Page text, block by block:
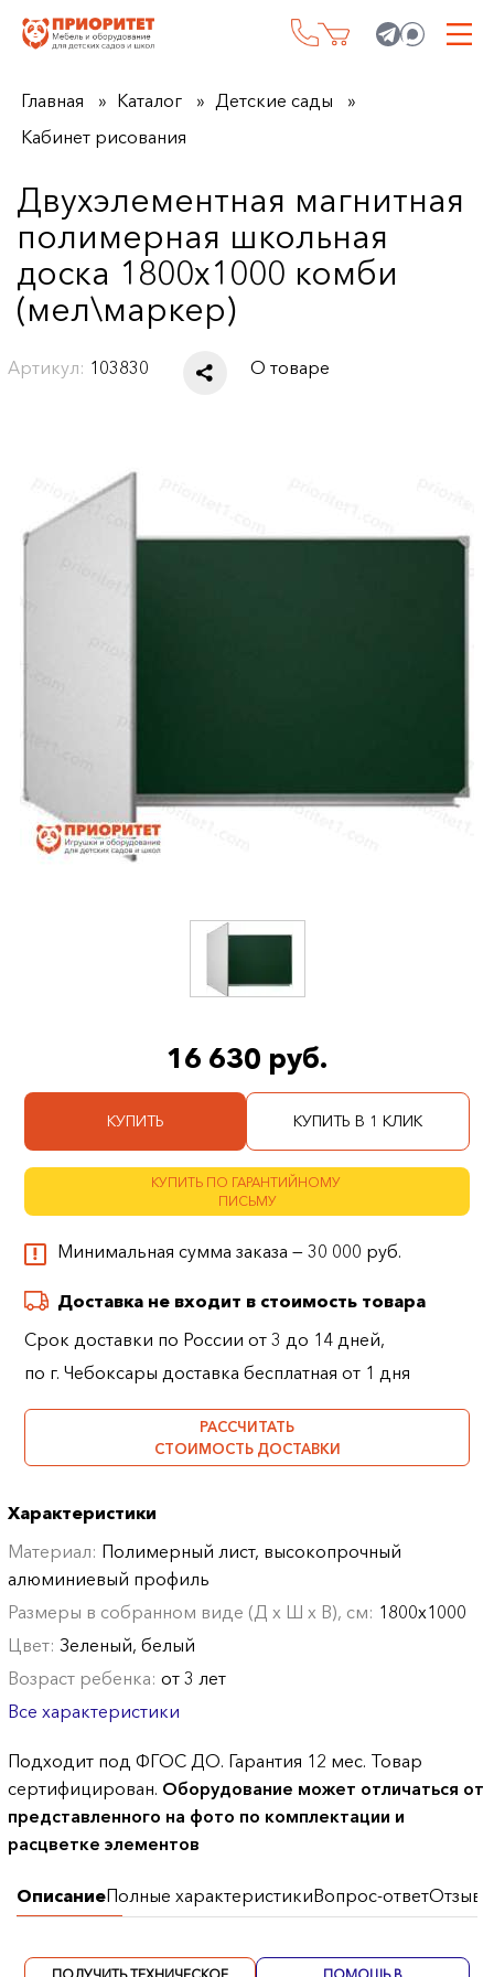
Главная Каталог
Детские сады
Кабинет рисования
Двухэлементная магнитная
полимерная школьная
доска 1800х1000 комби
(мел\маркер)
Артикул: 103830 О товаре
16 630 руб.
КУПИТЬ КУПИТЬ В 1 КЛИК
КУПИТЬ ПО ГАРАНТИЙНОМУ
ПИСЬМУ
Минимальная сумма заказа — 30 000 руб.
Доставка не входит в стоимость товара
Срок доставки по России от 3 до 14 дней,
по г. Чебоксары доставка бесплатная от 1 дня
РАССЧИТАТЬ
СТОИМОСТЬ ДОСТАВКИ
Характеристики
Материал: Полимерный лист, высокопрочный
алюминиевый профиль
Размеры в собранном виде (Д х Ш х В), см: 1800х1000
Цвет:Зеленый, белый
Возраст ребенка:от 3 лет
Все характеристики
Подходит под ФГОС ДО. Гарантия 12 мес. Товар
сертифицирован. Оборудование может отличаться от
представленного на фото по комплектации и
расцветке элементов
ОписаниеПолные характеристикиВопрос-ответОтзывы